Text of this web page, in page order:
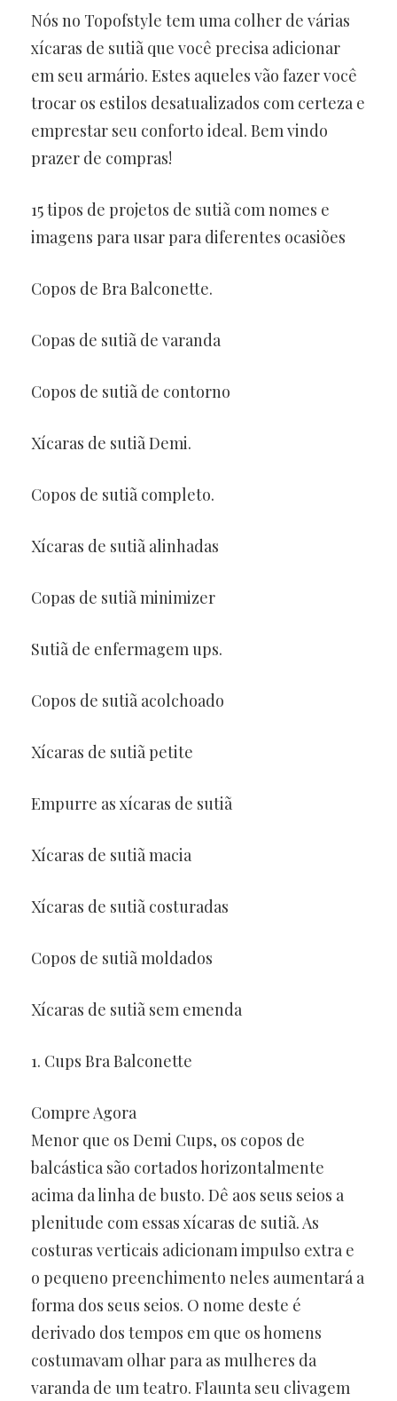
Nós no Topofstyle tem uma colher de várias
xícaras de sutiã que você precisa adicionar
em seu armário. Estes aqueles vão fazer você
trocar os estilos desatualizados com certeza e
emprestar seu conforto ideal. Bem vindo
prazer de compras!
15 tipos de projetos de sutiã com nomes e
imagens para usar para diferentes ocasiões
Copos de Bra Balconette.
Copas de sutiã de varanda
Copos de sutiã de contorno
Xícaras de sutiã Demi.
Copos de sutiã completo.
Xícaras de sutiã alinhadas
Copas de sutiã minimizer
Sutiã de enfermagem ups.
Copos de sutiã acolchoado
Xícaras de sutiã petite
Empurre as xícaras de sutiã
Xícaras de sutiã macia
Xícaras de sutiã costuradas
Copos de sutiã moldados
Xícaras de sutiã sem emenda
1. Cups Bra Balconette
Compre Agora
Menor que os Demi Cups, os copos de
balcástica são cortados horizontalmente
acima da linha de busto. Dê aos seus seios a
plenitude com essas xícaras de sutiã. As
costuras verticais adicionam impulso extra e
o pequeno preenchimento neles aumentará a
forma dos seus seios. O nome deste é
derivado dos tempos em que os homens
costumavam olhar para as mulheres da
varanda de um teatro. Flaunta seu clivagem